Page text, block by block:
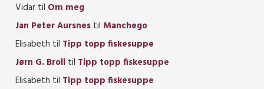
Vidar til Om meg
Jan Peter Aursnes til Manchego
Elisabeth til Tipp topp fiskesuppe
Jørn G. Broll til Tipp topp fiskesuppe
Elisabeth til Tipp topp fiskesuppe